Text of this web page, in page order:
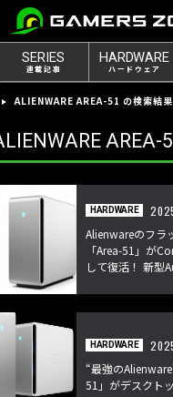
SERIES
連載記事
HARDWARE
ハードウェア
ALIENWARE AREA-51 の検索結果
AREA-
HARDWARE
Alienwareのフラ
「Area-51」が
して復活！ 新型
HARDWARE
“最強の
51」がデスクト